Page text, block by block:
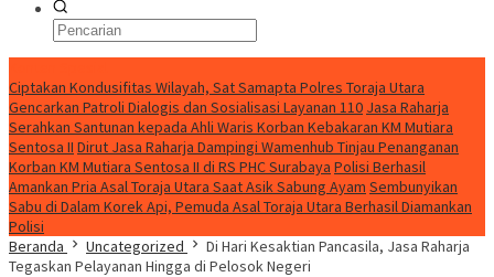
Ciptakan Kondusifitas Wilayah, Sat Samapta Polres Toraja Utara
Gencarkan Patroli Dialogis dan Sosialisasi Layanan 110 Jasa Raharja
Serahkan Santunan kepada Ahli Waris Korban Kebakaran KM Mutiara
Sentosa II Dirut Jasa Raharja Dampingi Wamenhub Tinjau Penanganan
Korban KM Mutiara Sentosa II di RS PHC Surabaya Polisi Berhasil
Amankan Pria Asal Toraja Utara Saat Asik Sabung Ayam Sembunyikan
Sabu di Dalam Korek Api, Pemuda Asal Toraja Utara Berhasil Diamankan
Polisi
Beranda
Uncategorized
Di Hari Kesaktian Pancasila, Jasa Raharja
Tegaskan Pelayanan Hingga di Pelosok Negeri